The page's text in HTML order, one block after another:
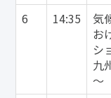
6 14:35
気
お
シ
九
～